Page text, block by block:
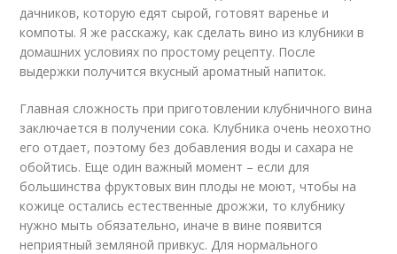
дачников, которую едят сырой, готовят варенье и
компоты. Я же расскажу, как сделать вино из клубники в
домашних условиях по простому рецепту. После
выдержки получится вкусный ароматный напиток.
Главная сложность при приготовлении клубничного вина
заключается в получении сока. Клубника очень неохотно
его отдает, поэтому без добавления воды и сахара не
обойтись. Еще один важный момент – если для
большинства фруктовых вин плоды не моют, чтобы на
кожице остались естественные дрожжи, то клубнику
нужно мыть обязательно, иначе в вине появится
неприятный земляной привкус. Для нормального